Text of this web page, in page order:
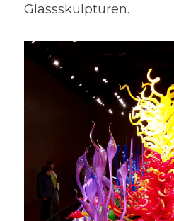
Glassskulpturen.